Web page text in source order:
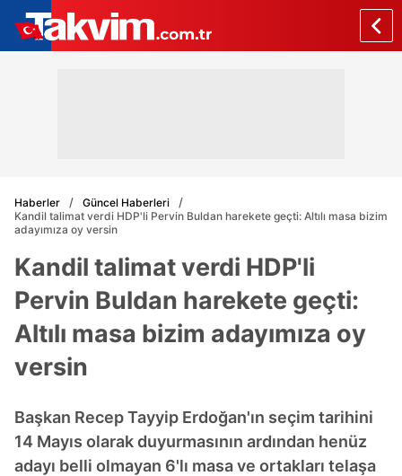
Haberler
Güncel Haberleri
Kandil talimat verdi HDP'li Pervin Buldan harekete geçti: Altılı masa bizim
adayımıza oy versin
Kandil talimat verdi HDP'li
Pervin Buldan harekete geçti:
Altılı masa bizim adayımıza oy
versin
Başkan Recep Tayyip Erdoğan'ın seçim tarihini
14 Mayıs olarak duyurmasının ardından henüz
adayı belli olmayan 6'lı masa ve ortakları telaşa